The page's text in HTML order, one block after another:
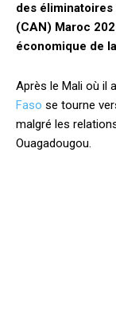
des éliminatoires
(CAN) Maroc
économique de
Après le Mali où il
Faso se tourne
malgré les
Ouagadougou.